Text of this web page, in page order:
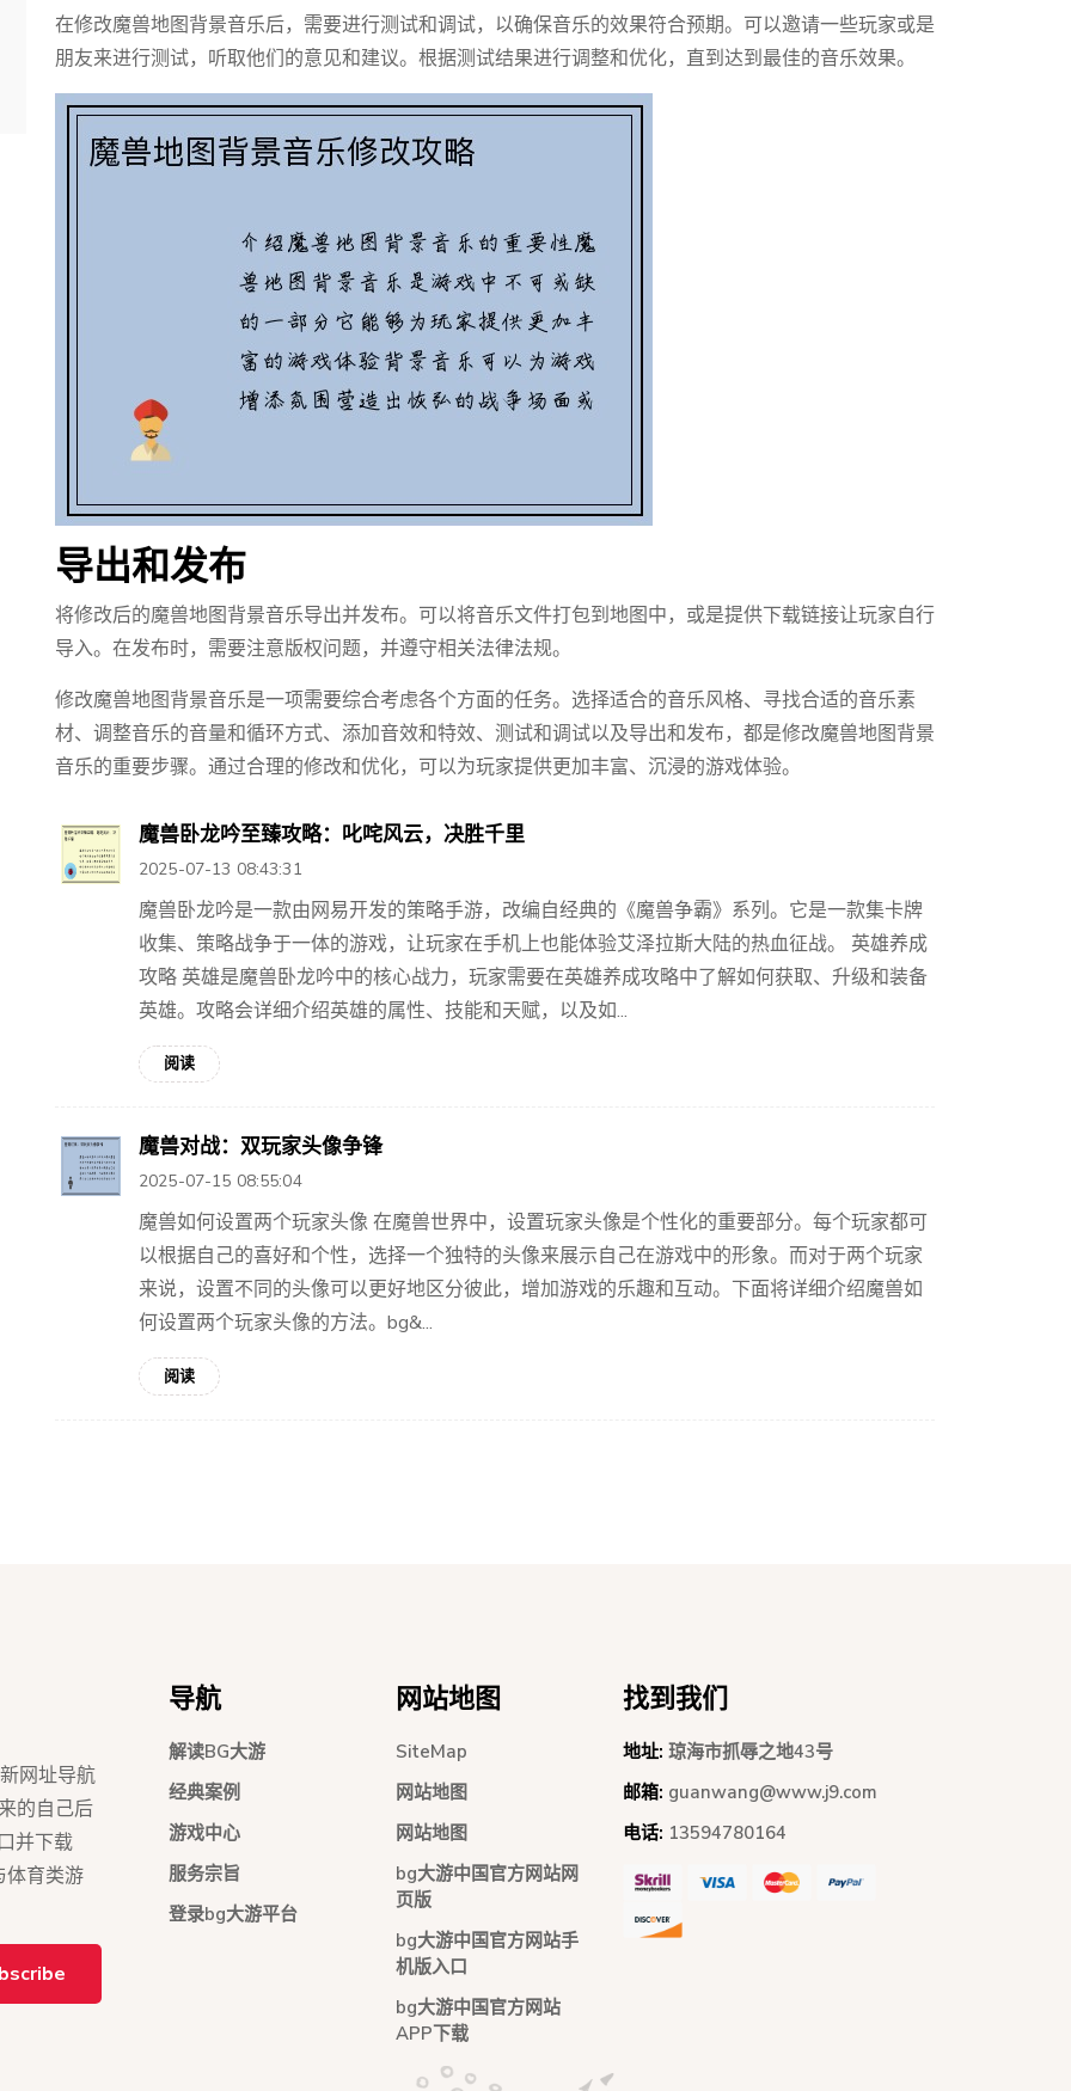
在修改魔兽地图背景音乐后，需要进行测试和调试，以确保音乐的效果符合预期。可以邀请一些玩家或是
朋友来进行测试，听取他们的意见和建议。根据测试结果进行调整和优化，直到达到最佳的音乐效果。
导出和发布
将修改后的魔兽地图背景音乐导出并发布。可以将音乐文件打包到地图中，或是提供下载链接让玩家自行
导入。在发布时，需要注意版权问题，并遵守相关法律法规。
修改魔兽地图背景音乐是一项需要综合考虑各个方面的任务。选择适合的音乐风格、寻找合适的音乐素
材、调整音乐的音量和循环方式、添加音效和特效、测试和调试以及导出和发布，都是修改魔兽地图背景
音乐的重要步骤。通过合理的修改和优化，可以为玩家提供更加丰富、沉浸的游戏体验。
魔兽卧龙吟至臻攻略：叱咤风云，决胜千里
2025-07-13 08:43:31
魔兽卧龙吟是一款由网易开发的策略手游，改编自经典的《魔兽争霸》系列。它是一款集卡牌
收集、策略战争于一体的游戏，让玩家在手机上也能体验艾泽拉斯大陆的热血征战。 英雄养成
攻略 英雄是魔兽卧龙吟中的核心战力，玩家需要在英雄养成攻略中了解如何获取、升级和装备
英雄。攻略会详细介绍英雄的属性、技能和天赋，以及如...
阅读
魔兽对战：双玩家头像争锋
2025-07-15 08:55:04
魔兽如何设置两个玩家头像 在魔兽世界中，设置玩家头像是个性化的重要部分。每个玩家都可
以根据自己的喜好和个性，选择一个独特的头像来展示自己在游戏中的形象。而对于两个玩家
来说，设置不同的头像可以更好地区分彼此，增加游戏的乐趣和互动。下面将详细介绍魔兽如
何设置两个玩家头像的方法。bg&...
阅读
网址导航
的自己后
并下载
体育类游
导航
解读BG大游
经典案例
游戏中心
服务宗旨
登录bg大游平台
网站地图
SiteMap
网站地图
网站地图
bg大游中国官方网站网
页版
bg大游中国官方网站手
机版入口
bg大游中国官方网站
APP下载
找到我们
地址: 琼海市抓辱之地43号
邮箱: guanwang@www.j9.com
电话: 13594780164